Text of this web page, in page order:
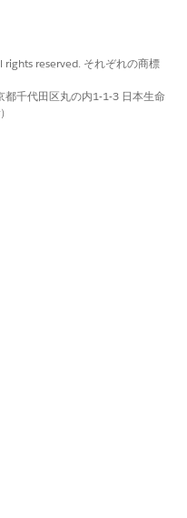
reserved. それぞれの商標
千代田区丸の内1-1-3 日本生命